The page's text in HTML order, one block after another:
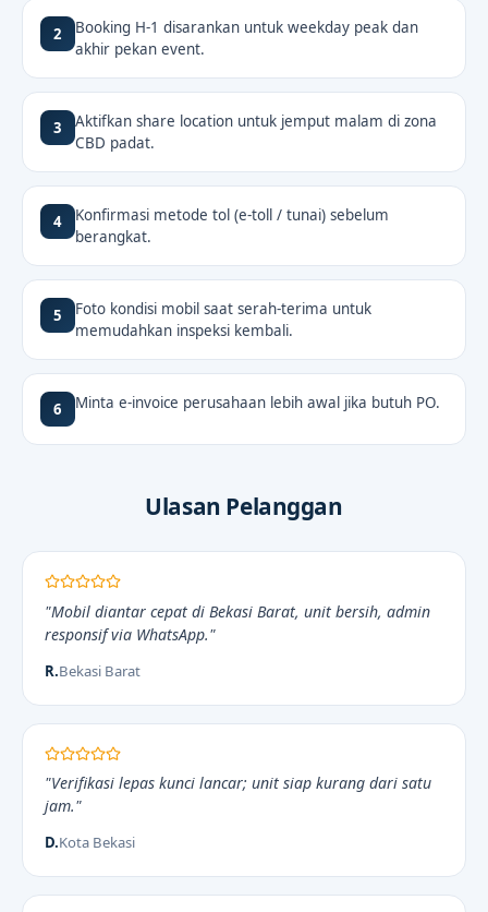
2
Booking H-1 disarankan untuk weekday peak dan
akhir pekan event.
3
Aktifkan share location untuk jemput malam di zona
CBD padat.
4
Konfirmasi metode tol (e-toll / tunai) sebelum
berangkat.
5
Foto kondisi mobil saat serah-terima untuk
memudahkan inspeksi kembali.
6 Minta e-invoice perusahaan lebih awal jika butuh PO.
Ulasan Pelanggan
"Mobil diantar cepat di Bekasi Barat, unit bersih, admin
responsif via WhatsApp."
R.Bekasi Barat
"Verifikasi lepas kunci lancar; unit siap kurang dari satu
jam."
D.Kota Bekasi